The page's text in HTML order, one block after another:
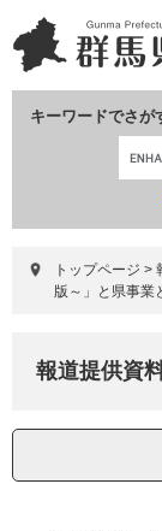
ー
ジ
ニ
ュ
て
キーワードでさが
トップページ >
版～」と県事業
報道提供資